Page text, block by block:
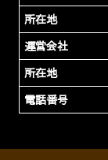
所在地
運営会社
所在地
電話番号